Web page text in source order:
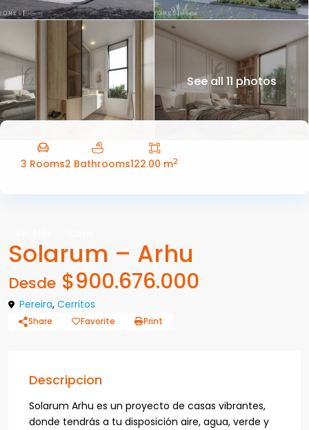
See all 11 photos
3 Rooms2 Bathrooms122.00 m2
Solarum – Arhu
Desde $900.676.000
Pereira, Cerritos
Share Favorite Print
Descripcion
Solarum Arhu es un proyecto de casas vibrantes,
donde tendrás a tu disposición aire, agua, verde y